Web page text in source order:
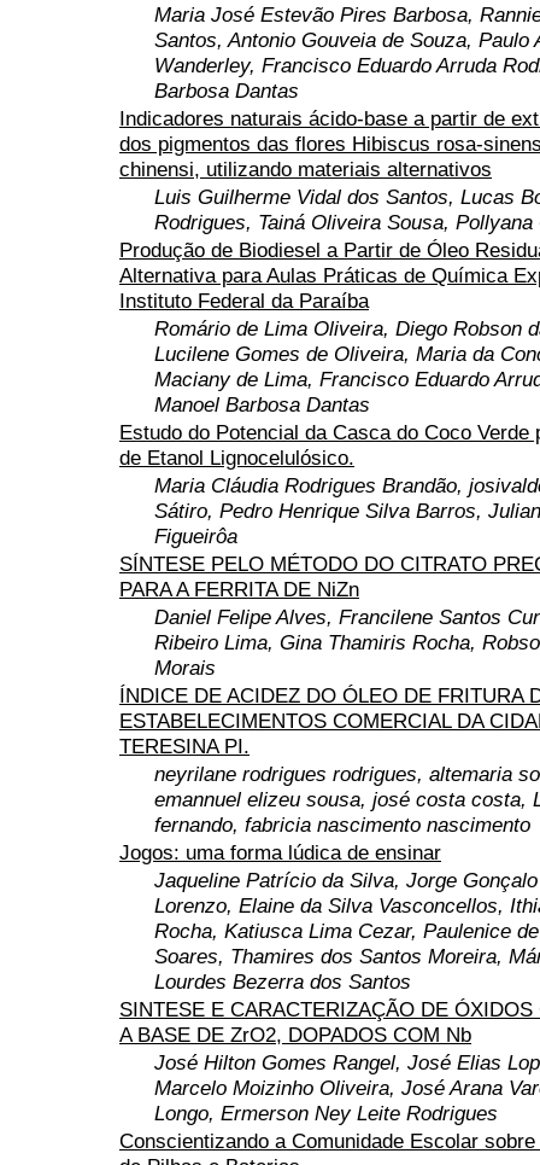
Maria José Estevão Pires Barbosa,
Santos, Antonio Gouveia de Souza, Paulo
Wanderley, Francisco Eduardo Arruda
Barbosa Dantas
Indicadores naturais ácido-base a partir de
dos pigmentos das flores Hibiscus rosa-
chinensi, utilizando materiais alternativos
Luis Guilherme Vidal dos Santos, Lucas
Rodrigues, Tainá Oliveira Sousa,
Produção de Biodiesel a Partir de Óleo
Alternativa para Aulas Práticas de Química
Instituto Federal da Paraíba
Romário de Lima Oliveira, Diego Robson
Lucilene Gomes de Oliveira, Maria da
Maciany de Lima, Francisco Eduardo
Manoel Barbosa Dantas
Estudo do Potencial da Casca do Coco Verde
de Etanol Lignocelulósico.
Maria Cláudia Rodrigues Brandão,
Sátiro, Pedro Henrique Silva Barros,
Figueirôa
SÍNTESE PELO MÉTODO DO CITRATO
PARA A FERRITA DE NiZn
Daniel Felipe Alves, Francilene Santos
Ribeiro Lima, Gina Thamiris Rocha,
Morais
ÍNDICE DE ACIDEZ DO ÓLEO DE FRITURA
ESTABELECIMENTOS COMERCIAL DA
TERESINA PI.
neyrilane rodrigues rodrigues, altemaria
emannuel elizeu sousa, josé costa costa,
fernando, fabricia nascimento nascimento
Jogos: uma forma lúdica de ensinar
Jaqueline Patrício da Silva, Jorge
Lorenzo, Elaine da Silva Vasconcellos,
Rocha, Katiusca Lima Cezar, Paulenice
Soares, Thamires dos Santos Moreira,
Lourdes Bezerra dos Santos
SINTESE E CARACTERIZAÇÃO DE
A BASE DE ZrO2, DOPADOS COM Nb
José Hilton Gomes Rangel, José Elias
Marcelo Moizinho Oliveira, José Arana
Longo, Ermerson Ney Leite Rodrigues
Conscientizando a Comunidade Escolar